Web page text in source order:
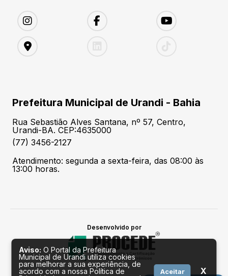
Prefeitura Municipal de Urandi - Bahia
Rua Sebastião Alves Santana, nº 57, Centro,
Urandi-BA. CEP:4635000
(77) 3456-2127
Atendimento: segunda a sexta-feira, das 08:00 às
13:00 horas.
Desenvolvido por
Aviso: O Portal da Prefeitura
Municipal de Urandi utiliza cookies
para melhorar a sua experiência, de
acordo com a nossa Política de
Aceitar X